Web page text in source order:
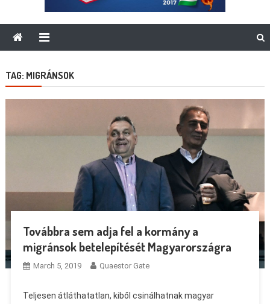
TAG: MIGRÁNSOK
Továbbra sem adja fel a kormány a
migránsok betelepítését Magyarországra
March 5, 2019 Quaestor Gate
Teljesen átláthatatlan, kiből csinálhatnak magyar